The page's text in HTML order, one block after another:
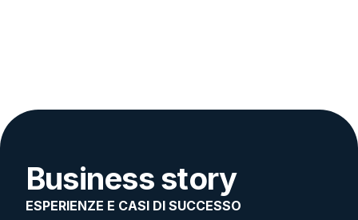
Business story
ESPERIENZE E CASI DI SUCCESSO